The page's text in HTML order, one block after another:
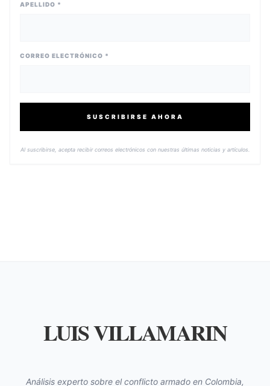
APELLIDO *
CORREO ELECTRÓNICO *
SUSCRIBIRSE AHORA
Al suscribirse, acepta recibir correos electrónicos con nuestras últimas noticias y artículos.
LUIS VILLAMARIN
Análisis experto sobre el conflicto armado en Colombia,